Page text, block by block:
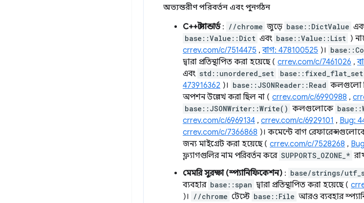
অভ্যন্তরীণ পরিবর্তন এবং পুনর্গঠন
C++ স্ট্যান্ডার্ড: //chrome জুড়ে base::DictValue
base::Value::Dict এবং base::Value::List )
crrev.com/c/7514475 ,বাগ: 478100525 )।
দ্বারা প্রতিস্থাপিত করা হয়েছে ( crrev.com/c/7461026 ,
এবং std::unordered_set base::fixed_flat_set
473916362 )। base::JSONReader::Read কলগুলো
অপশন উল্লেখ করা ছিল না ( crrev.com/c/6990988 ,
base::JSONWriter::Write() কলগুলোকে
crrev.com/c/6969134 , crrev.com/c/6929101 , Bug:
crrev.com/c/7366868 )। কমেন্টে বাগ
জন্য মাইগ্রেট করা হয়েছে ( crrev.com/c/7528268 ,
ফ্ল্যাগগুলির নাম পরিবর্তন করে SUPPORTS_OZONE_*
মেমরি সুরক্ষা (স্প্যানিফিকেশন) : base/strings/
ব্যবহার base::span দ্বারা প্রতিস্থাপিত করা হয়েছে (
)। //chrome টেস্টে base::File আরও ব্যবহার